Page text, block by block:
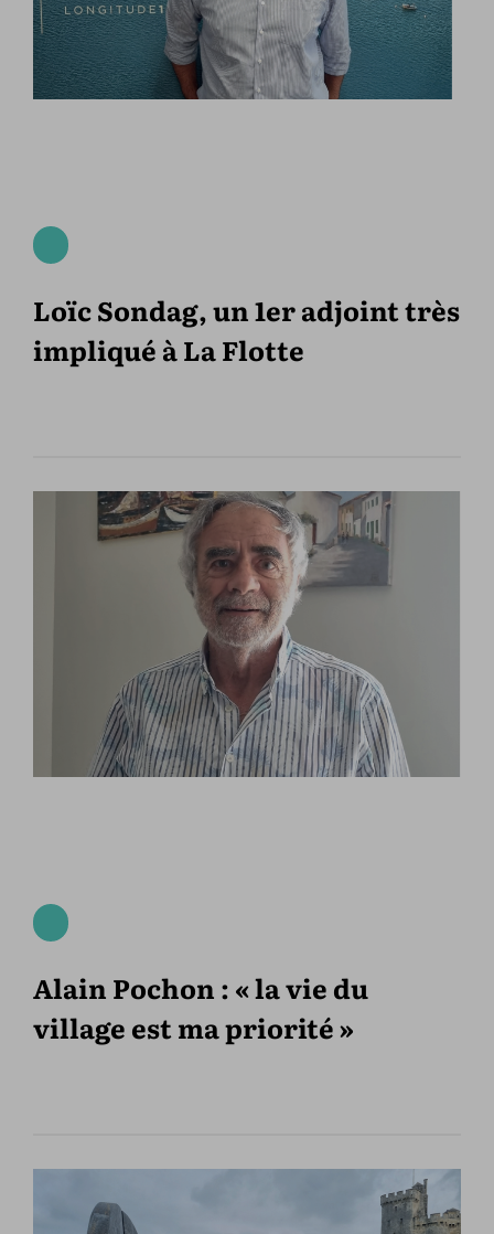
Loïc Sondag, un 1er adjoint très
impliqué à La Flotte
Alain Pochon : « la vie du
village est ma priorité »